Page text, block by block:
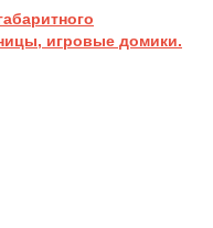
игровые домики.